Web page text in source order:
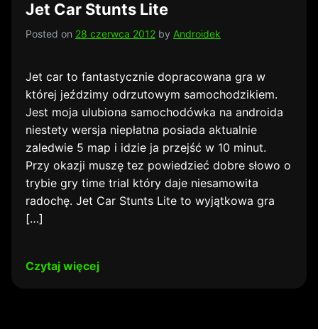
Jet Car Stunts Lite
Posted on 28 czerwca 2012 by Androidek
Jet car to fantastycznie dopracowana gra w
której jeździmy odrzutowym samochodzikiem.
Jest moja ulubiona samochodówka na androida
niestety wersja niepłatna posiada aktualnie
zaledwie 5 map i idzie ja przejść w 10 minut.
Przy okazji muszę tez powiedzieć dobre słowo o
trybie gry time trial który daje niesamowita
radochę. Jet Car Stunts Lite to wyjątkowa gra
[…]
Czytaj więcej